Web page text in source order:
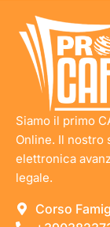
Siamo il primo
Online. Il nostro
elettronica
legale.
Corso